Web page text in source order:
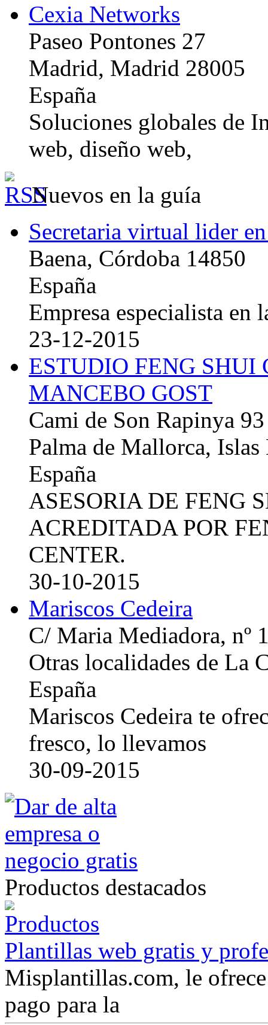
Cexia Networks
Paseo Pontones 27
Madrid, Madrid 28005
España
Soluciones globales de
web, diseño web,
Nuevos en la guía
Secretaria virtual lider
Baena, Córdoba 14850
España
Empresa especialista en
23-12-2015
ESTUDIO FENG
MANCEBO GOST
Cami de Son Rapinya 93
Palma de Mallorca, Islas
España
ASESORIA DE FENG
ACREDITADA POR
CENTER.
30-10-2015
Mariscos Cedeira
C/ Maria Mediadora, nº
Otras localidades de La
España
Mariscos Cedeira te
fresco, lo llevamos
30-09-2015
Productos destacados
Plantillas web gratis y
Misplantillas.com, le
pago para la